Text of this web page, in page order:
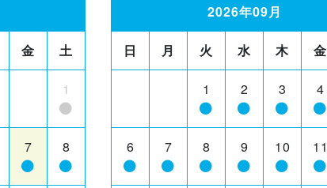
金 土
1
7 8
2026年09月
日 月 火 水 木 金
1 2 3 4
6 7 8 9 10 11